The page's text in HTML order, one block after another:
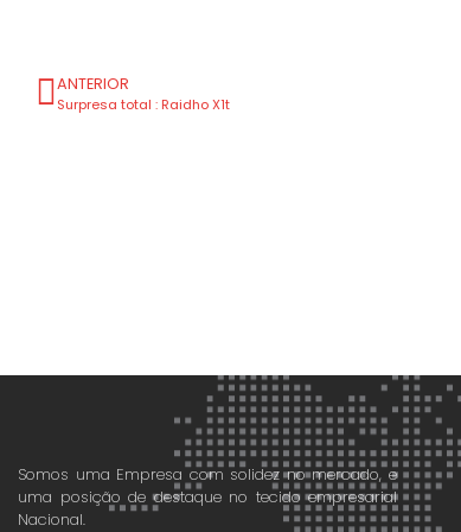
ANTERIOR
Surpresa total : Raidho X1t
Somos uma Empresa com solidez no mercado, e
uma posição de destaque no tecido empresarial
Nacional.